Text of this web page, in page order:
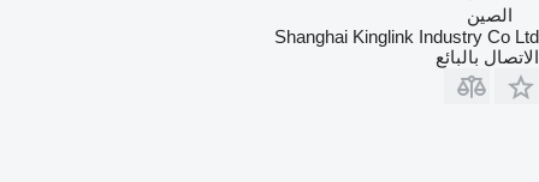
الصين
Shanghai Kinglink Industry Co Ltd
الاتصال بالبائع